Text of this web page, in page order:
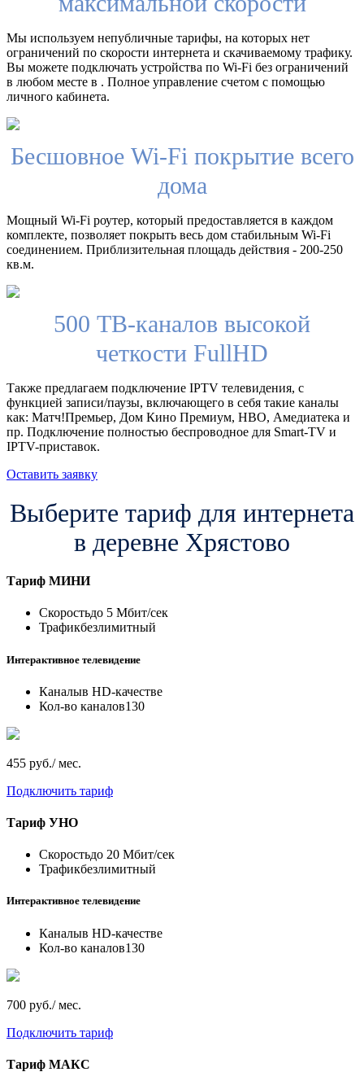
Мы используем непубличные тарифы, на которых нет
ограничений по скорости интернета и скачиваемому трафику.
Вы можете подключать устройства по Wi-Fi без ограничений
в любом месте в . Полное управление счетом с помощью
личного кабинета.
Бесшовное Wi-Fi покрытие всего
дома
Мощный Wi-Fi роутер, который предоставляется в каждом
комплекте, позволяет покрыть весь дом стабильным Wi-Fi
соединением. Приблизительная площадь действия - 200-250
кв.м.
500 ТВ-каналов высокой
четкости FullHD
Также предлагаем подключение IPTV телевидения, с
функцией записи/паузы, включающего в себя такие каналы
как: Матч!Премьер, Дом Кино Премиум, HBO, Амедиатека и
пр. Подключение полностью беспроводное для Smart-TV и
IPTV-приставок.
Оставить заявку
Выберите тариф для интернета
в деревне Хрястово
Тариф МИНИ
Скоростьдо 5 Мбит/сек
Трафикбезлимитный
Интерактивное телевидение
Каналыв HD-качестве
Кол-во каналов130
455 руб./ мес.
Подключить тариф
Тариф УНО
Скоростьдо 20 Мбит/сек
Трафикбезлимитный
Интерактивное телевидение
Каналыв HD-качестве
Кол-во каналов130
700 руб./ мес.
Подключить тариф
Тариф МАКС